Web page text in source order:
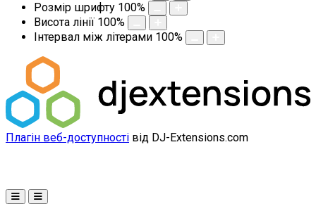
Розмір шрифту 100%
Висота лінії 100%
Інтервал між літерами 100%
Плагін веб-доступності від DJ-Extensions.com